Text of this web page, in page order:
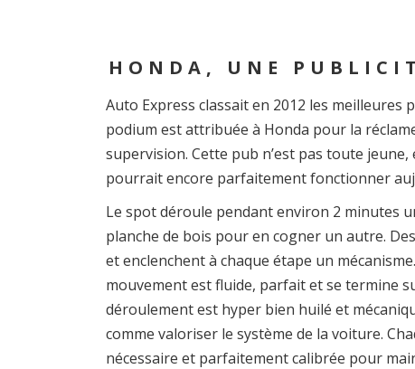
HONDA, UNE
Auto Express classait en 2012 les meilleures
podium est attribuée à Honda pour la
supervision. Cette pub n’est pas toute
pourrait encore parfaitement fonctionner
Le spot déroule pendant environ 2 minutes
planche de bois pour en cogner un autre.
et enclenchent à chaque étape un
mouvement est fluide, parfait et se termine
déroulement est hyper bien huilé et
comme valoriser le système de la voiture.
nécessaire et parfaitement calibrée pour